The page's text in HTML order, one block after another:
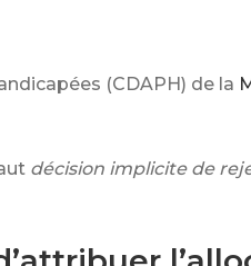
(CDAPH) de la
décision implicite de